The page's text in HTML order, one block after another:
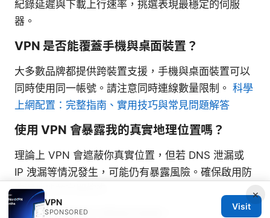
紀錄延遲與下載上行速率，挑選表現最穩定的伺服
器。
VPN 是否能覆蓋手機與桌面裝置？
大多數品牌都提供跨裝置支援，手機與桌面裝置可以
同時使用同一帳號。請注意同時連線數量限制。 科學
上網配置：完整指南、實用技巧與常見問題解答
使用 VPN 會暴露我的真實地理位置嗎？
理論上 VPN 會遮蔽你真實位置，但若 DNS 泄漏或
IP 洩漏等情況發生，可能仍有暴露風險。確保啟用防
洩漏功能並定期檢查。
VPN 免費版與付費版的差異？
×
VPN
SPONSORED
Visit